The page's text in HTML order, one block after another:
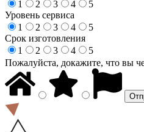
1
2 3 4
5
Уровень сервиса
1
2 3 4
5
Срок изготовления
1
2 3 4
5
Пожалуйста, докажите, что вы